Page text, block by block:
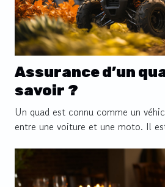
Assurance d’un
savoir ?
Un quad est connu comme un
entre une voiture et une moto. Il